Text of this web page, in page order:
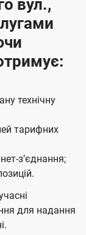
вул.,
технічну
тарифних
зʼєднання;
для надання